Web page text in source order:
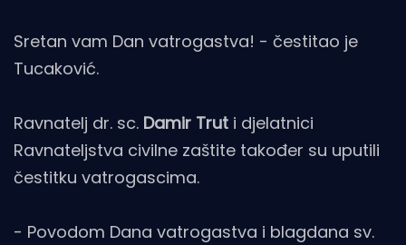
Sretan vam Dan vatrogastva! - čestitao je
Tucaković.
Ravnatelj dr. sc. Damir Trut i djelatnici
Ravnateljstva civilne zaštite također su uputili
čestitku vatrogascima.
- Povodom Dana vatrogastva i blagdana sv.